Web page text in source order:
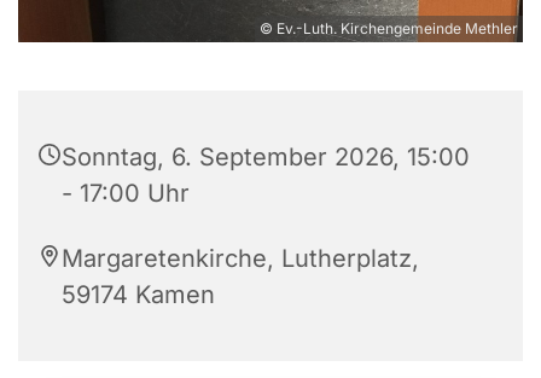
© Ev.-Luth. Kirchengemeinde Methler
Sonntag, 6. September 2026, 15:00
- 17:00 Uhr
Margaretenkirche, Lutherplatz,
59174 Kamen